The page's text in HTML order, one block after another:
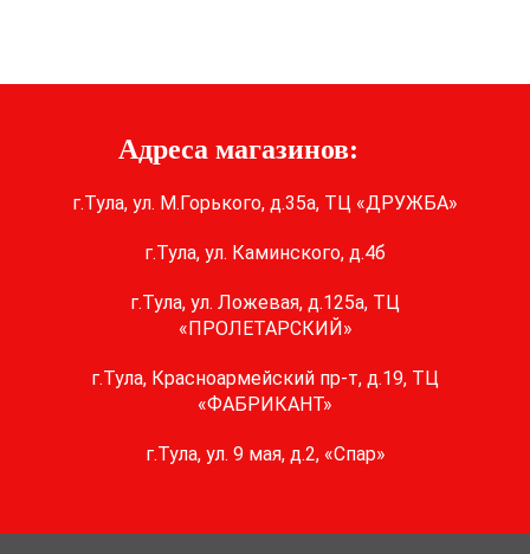
Адреса магазинов:
г.Тула, ул. М.Горького, д.35а, ТЦ «ДРУЖБА»
г.Тула, ул. Каминского, д.4б
г.Тула, ул. Ложевая, д.125а, ТЦ
«ПРОЛЕТАРСКИЙ»
г.Тула, Красноармейский пр-т, д.19, ТЦ
«ФАБРИКАНТ»
г.Тула, ул. 9 мая, д.2, «Спар»